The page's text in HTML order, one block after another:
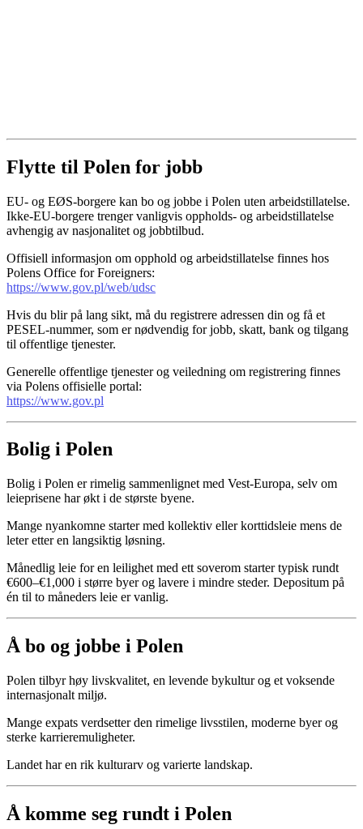
Flytte til Polen for jobb
EU- og EØS-borgere kan bo og jobbe i Polen uten arbeidstillatelse.
Ikke-EU-borgere trenger vanligvis oppholds- og arbeidstillatelse
avhengig av nasjonalitet og jobbtilbud.
Offisiell informasjon om opphold og arbeidstillatelse finnes hos
Polens Office for Foreigners:
https://www.gov.pl/web/udsc
Hvis du blir på lang sikt, må du registrere adressen din og få et
PESEL-nummer, som er nødvendig for jobb, skatt, bank og tilgang
til offentlige tjenester.
Generelle offentlige tjenester og veiledning om registrering finnes
via Polens offisielle portal:
https://www.gov.pl
Bolig i Polen
Bolig i Polen er rimelig sammenlignet med Vest-Europa, selv om
leieprisene har økt i de største byene.
Mange nyankomne starter med kollektiv eller korttidsleie mens de
leter etter en langsiktig løsning.
Månedlig leie for en leilighet med ett soverom starter typisk rundt
€600–€1,000 i større byer og lavere i mindre steder. Depositum på
én til to måneders leie er vanlig.
Å bo og jobbe i Polen
Polen tilbyr høy livskvalitet, en levende bykultur og et voksende
internasjonalt miljø.
Mange expats verdsetter den rimelige livsstilen, moderne byer og
sterke karrieremuligheter.
Landet har en rik kulturarv og varierte landskap.
Å komme seg rundt i Polen